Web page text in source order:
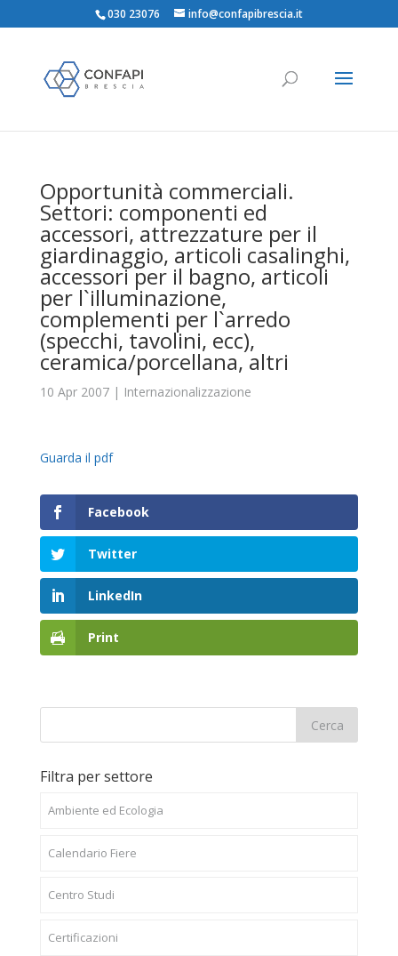
030 23076 info@confapibrescia.it
Opportunità commerciali.
Settori: componenti ed
accessori, attrezzature per il
giardinaggio, articoli casalinghi,
accessori per il bagno, articoli
per l`illuminazione,
complementi per l`arredo
(specchi, tavolini, ecc),
ceramica/porcellana, altri
10 Apr 2007| Internazionalizzazione
Guarda il pdf
Facebook
Twitter
LinkedIn
Print
Filtra per settore
Ambiente ed Ecologia
Calendario Fiere
Centro Studi
Certificazioni